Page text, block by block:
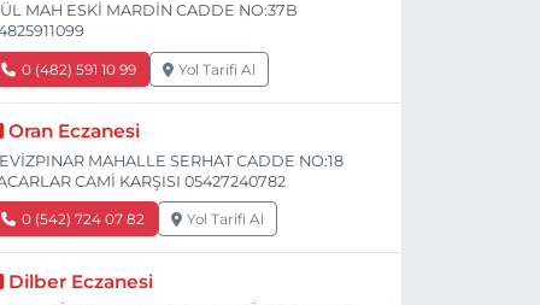
MAH ESKİ MARDİN CADDE NO:37B
0 (482) 591 10 99 Yol Tarifi Al
Oran Eczanesi
MAHALLE SERHAT CADDE NO:18
CAMİ KARŞISI 05427240782
0 (542) 724 07 82 Yol Tarifi Al
Dilber Eczanesi